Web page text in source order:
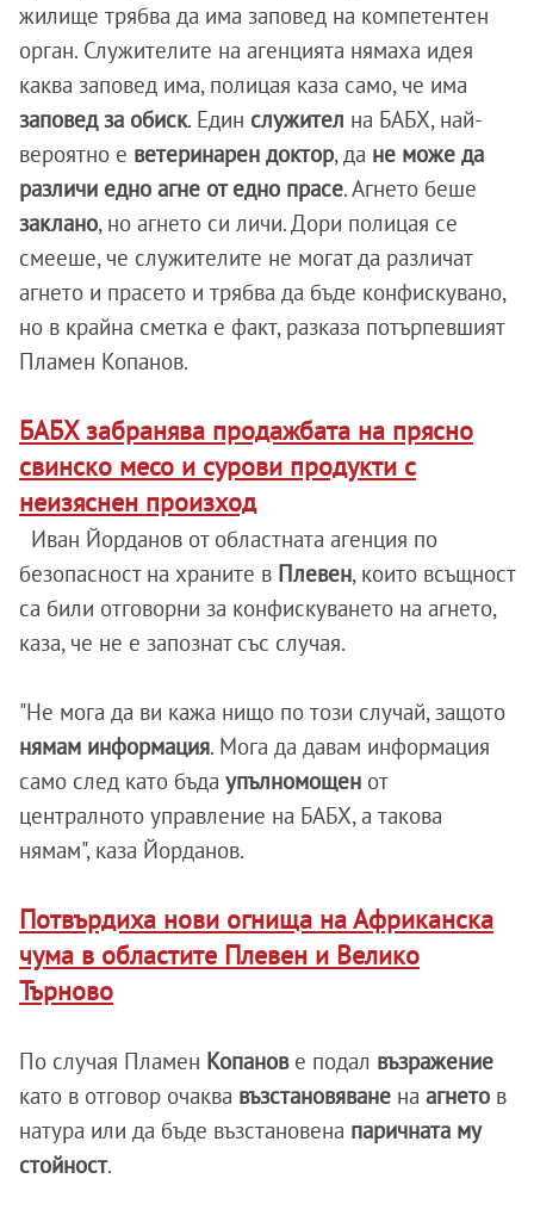
жилище трябва да има заповед на компетентен
орган. Служителите на агенцията нямаха идея
каква заповед има, полицая каза само, че има
заповед за обиск. Един служител на БАБХ, най-
вероятно е ветеринарен доктор, да не може да
различи едно агне от едно прасе. Агнето беше
заклано, но агнето си личи. Дори полицая се
смееше, че служителите не могат да различат
агнето и прасето и трябва да бъде конфискувано,
но в крайна сметка е факт, разказа потърпевшият
Пламен Копанов.
БАБХ забранява продажбата на прясно
свинско месо и сурови продукти с
неизяснен произход
Иван Йорданов от областната агенция по
безопасност на храните в Плевен, които всъщност
са били отговорни за конфискуването на агнето,
каза, че не е запознат със случая.
"Не мога да ви кажа нищо по този случай, защото
нямам информация. Мога да давам информация
само след като бъда упълномощен от
централното управление на БАБХ, а такова
нямам", каза Йорданов.
Потвърдиха нови огнища на Африканска
чума в областите Плевен и Велико
Търново
По случая Пламен Копанов е подал възражение
като в отговор очаква възстановяване на агнето в
натура или да бъде възстановена паричната му
стойност.